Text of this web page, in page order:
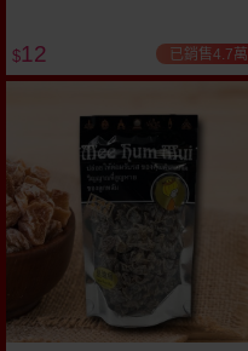
$12 已銷售4.7萬